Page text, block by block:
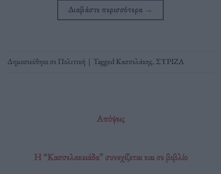
Διαβάστε περισσότερα →
Δημοσιεύθηκε σεΠολιτική | TaggedΚασσελάκης, ΣΥΡΙΖΑ
Απόψεις
Η “Κασσελακειάδα” συνεχίζεται και σε βιβλίο